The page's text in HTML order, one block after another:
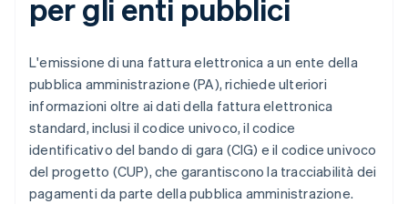
per gli enti pubblici
L'emissione di una fattura elettronica a un ente della
pubblica amministrazione (PA), richiede ulteriori
informazioni oltre ai dati della fattura elettronica
standard, inclusi il codice univoco, il codice
identificativo del bando di gara (CIG) e il codice univoco
del progetto (CUP), che garantiscono la tracciabilità dei
pagamenti da parte della pubblica amministrazione.